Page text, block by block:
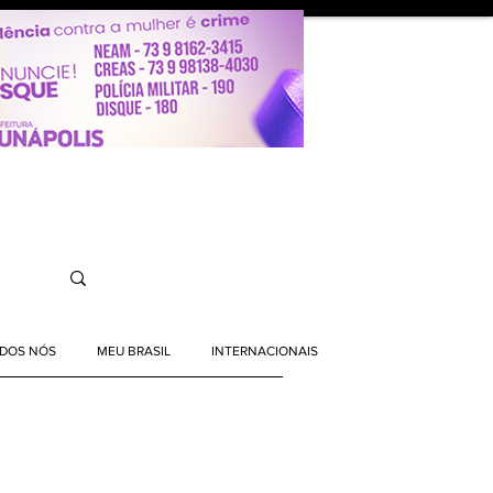
NÓS MEU BRASIL INTERNACIONAIS